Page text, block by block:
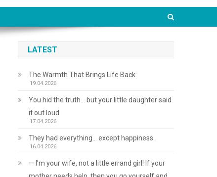
LATEST
The Warmth That Brings Life Back
19.04.2026
You hid the truth… but your little daughter said
it out loud
17.04.2026
They had everything… except happiness.
16.04.2026
— I’m your wife, not a little errand girl! If your